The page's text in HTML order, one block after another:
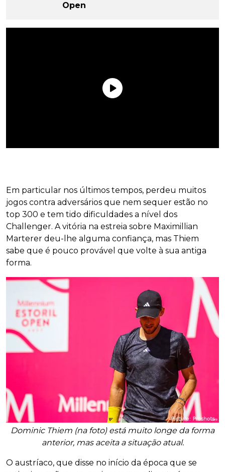
Open
Em particular nos últimos tempos, perdeu muitos
jogos contra adversários que nem sequer estão no
top 300 e tem tido dificuldades a nível dos
Challenger. A vitória na estreia sobre Maximillian
Marterer deu-lhe alguma confiança, mas Thiem
sabe que é pouco provável que volte à sua antiga
forma.
Dominic Thiem (na foto) está muito longe da forma
anterior, mas aceita a situação atual.
O austríaco, que disse no início da época que se